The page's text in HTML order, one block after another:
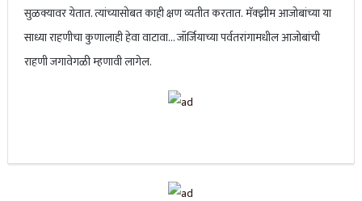
सुळक्यावर येतात. त्यांच्यासोबत काही क्षण व्यतीत करतात. मॅक्झीम आजोबांच्या या
साध्या राहणीचा कुणालाही हेवा वाटावा… जॉर्जियाच्या पर्वतरांगामधील आजोबांची
राहणी जगावेगळी म्हणावी लागेल.